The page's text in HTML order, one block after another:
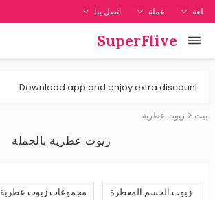
لغة عملة اتصل بنا
SuperFlive
Download app and enjoy extra discount
بيت زيوت عطرية
زيوت عطرية بالجملة
زيوت الجسم المعطرة مجموعات زيوت عطرية